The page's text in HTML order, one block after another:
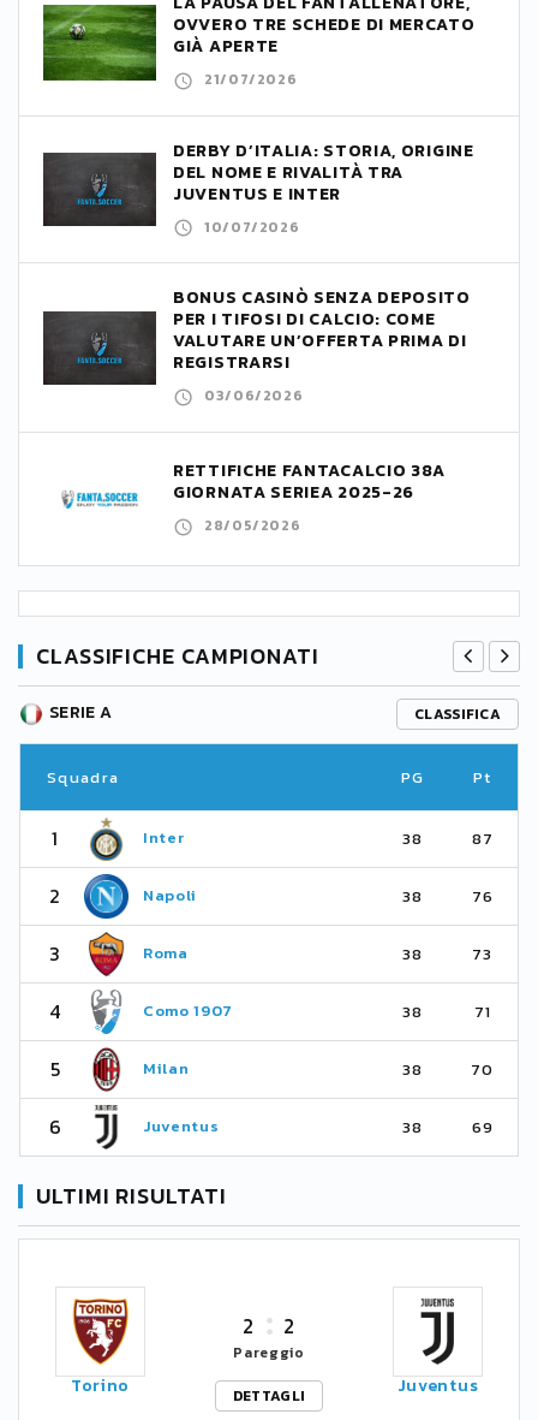
OVVERO TRE SCHEDE DI MERCATO
GIÀ APERTE
21/07/2026
DERBY D’ITALIA: STORIA, ORIGINE
DEL NOME E RIVALITÀ TRA
JUVENTUS E INTER
10/07/2026
BONUS CASINÒ SENZA DEPOSITO
PER I TIFOSI DI CALCIO: COME
VALUTARE UN’OFFERTA PRIMA DI
REGISTRARSI
03/06/2026
RETTIFICHE FANTACALCIO 38A
GIORNATA SERIEA 2025-26
28/05/2026
CLASSIFICHE CAMPIONATI
SERIE A CLASSIFICA
Squadra PG Pt
1 Inter 38 87
2 Napoli 38 76
3 Roma 38 73
4 Como 1907 38 71
5 Milan 38 70
6 Juventus 38 69
ULTIMI RISULTATI
Torino
2 2
Pareggio
DETTAGLI
Juventus